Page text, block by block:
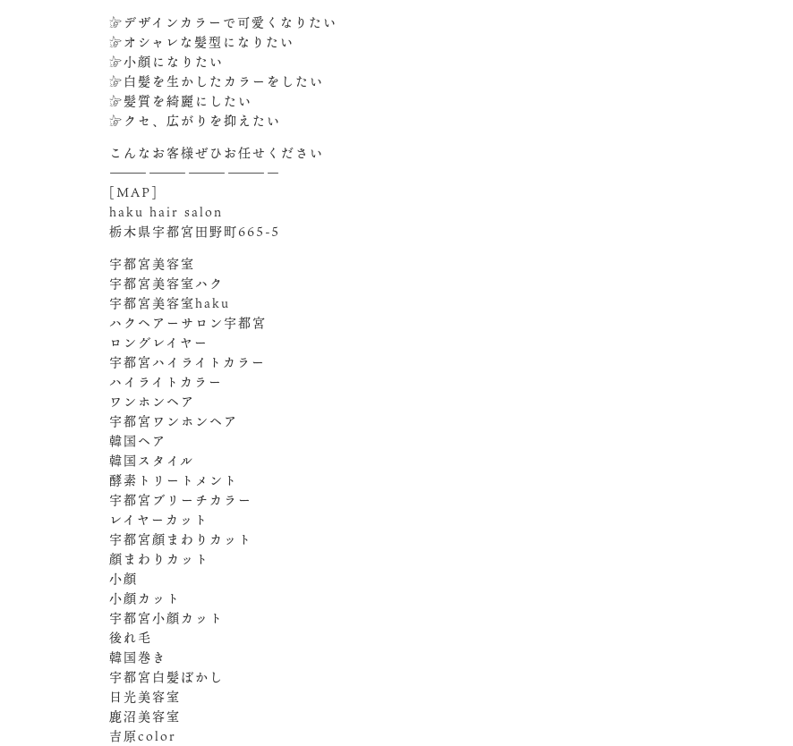
☞デザインカラーで可愛くなりたい
☞オシャレな髪型になりたい
☞小顔になりたい
☞白髪を生かしたカラーをしたい
☞髪質を綺麗にしたい
☞クセ、広がりを抑えたい
こんなお客様ぜひお任せください‍
—————————————
[MAP]
haku hair salon
栃木県宇都宮田野町665-5
宇都宮美容室
宇都宮美容室ハク
宇都宮美容室haku
ハクヘアーサロン宇都宮
ロングレイヤー
宇都宮ハイライトカラー
ハイライトカラー
ワンホンヘア
宇都宮ワンホンヘア
韓国ヘア
韓国スタイル
酵素トリートメント
宇都宮ブリーチカラー
レイヤーカット
宇都宮顔まわりカット
顔まわりカット
小顔
小顔カット
宇都宮小顔カット
後れ毛
韓国巻き
宇都宮白髪ぼかし
日光美容室
鹿沼美容室
吉原color